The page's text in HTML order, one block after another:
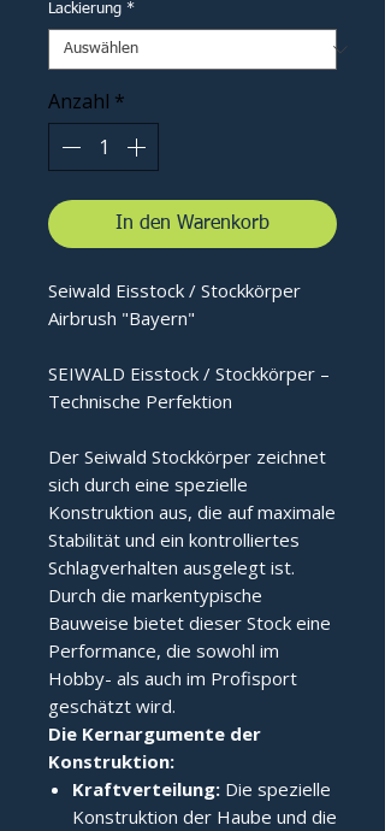
Lackierung *
Anzahl *
In den Warenkorb
Seiwald Eisstock / Stockkörper
Airbrush "Bayern"
SEIWALD Eisstock / Stockkörper –
Technische Perfektion
Der Seiwald Stockkörper zeichnet
sich durch eine spezielle
Konstruktion aus, die auf maximale
Stabilität und ein kontrolliertes
Schlagverhalten ausgelegt ist.
Durch die markentypische
Bauweise bietet dieser Stock eine
Performance, die sowohl im
Hobby- als auch im Profisport
geschätzt wird.
Die Kernargumente der
Konstruktion:
Kraftverteilung: Die spezielle
Konstruktion der Haube und die